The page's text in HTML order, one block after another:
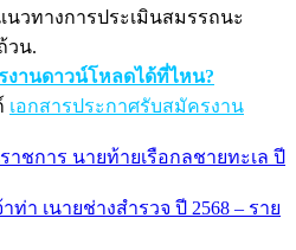
วทางการประเมินสมรรถนะ
วน.
งานดาวน์โหลดได้ที่ไหน?
เอกสารประกาศรับสมัครงาน
าชการ นายท้ายเรือกลชายทะเล ปี
า เนายช่างสำรวจ ปี 2568 – ราย